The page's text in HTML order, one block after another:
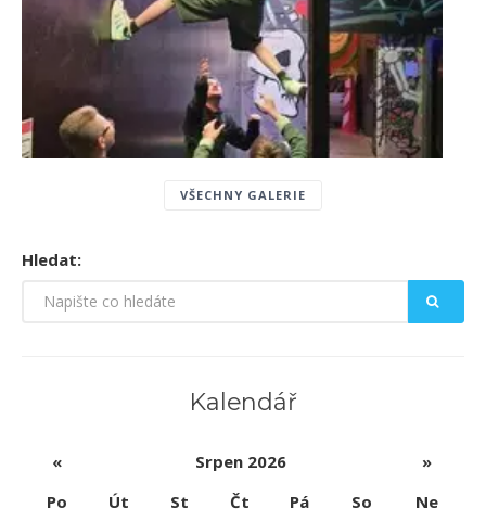
VŠECHNY GALERIE
Hledat:
Kalendář
« Srpen 2026
»
Po
Út St Čt Pá So
Ne